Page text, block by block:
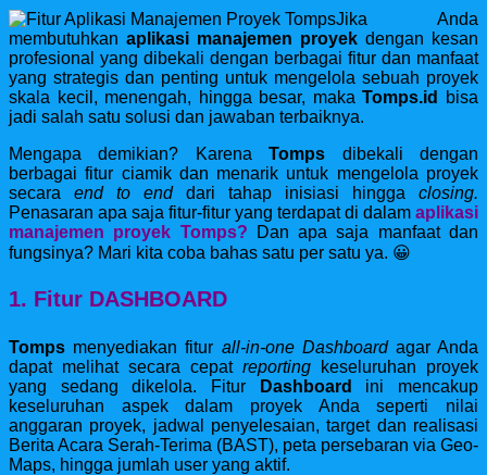
Jika Anda
membutuhkan aplikasi manajemen proyek dengan kesan
profesional yang dibekali dengan berbagai fitur dan manfaat
yang strategis dan penting untuk mengelola sebuah proyek
skala kecil, menengah, hingga besar, makaTomps.id
bisa
jadi salah satu solusi dan jawaban terbaiknya.
Mengapa demikian? KarenaTomps dibekali dengan
berbagai fitur ciamik dan menarik untuk mengelola proyek
secara end to enddari tahap inisiasi hingga closing.
Penasaran apa saja fitur-fitur yang terdapat di dalam aplikasi
manajemen proyek Tomps? Dan apa saja manfaat dan
fungsinya? Mari kita coba bahas satu per satu ya. 😀
1. Fitur DASHBOARD
Tomps menyediakan fitur all-in-one Dashboard agar Anda
dapat melihat secara cepat reporting
keseluruhan proyek
yang sedang dikelola. Fitur
Dashboard
ini mencakup
keseluruhan aspek dalam proyek Anda seperti nilai
anggaran proyek, jadwal penyelesaian, target dan realisasi
Berita Acara Serah-Terima (BAST), peta persebaran via Geo-
Maps, hingga jumlah user yang aktif.